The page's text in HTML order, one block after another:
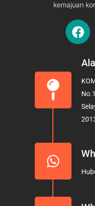
kemajuan
F
a
e
o
o
k